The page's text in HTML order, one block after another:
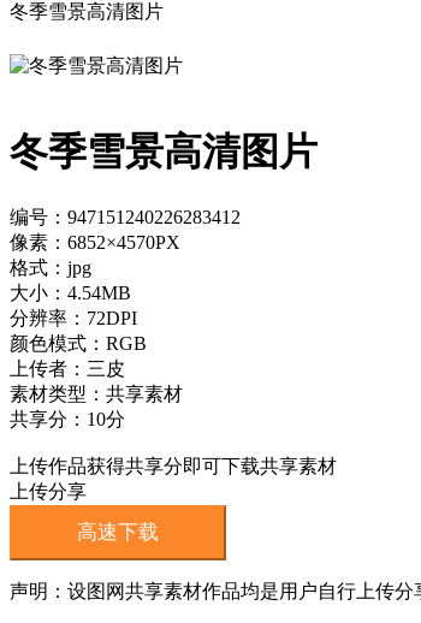
冬季雪景高清图片
冬季雪景高清图片
编号：947151240226283412
像素：6852×4570PX
格式：jpg
大小：4.54MB
分辨率：72DPI
颜色模式：RGB
上传者：三皮
素材类型：共享素材
共享分：10分
上传作品获得共享分即可下载共享素材
上传分享
高速下载
声明：设图网共享素材作品均是用户自行上传分